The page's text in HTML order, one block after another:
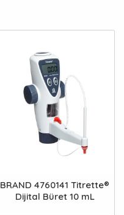
BRAND 4760141 Titrette®
Dijital Büret 10 mL